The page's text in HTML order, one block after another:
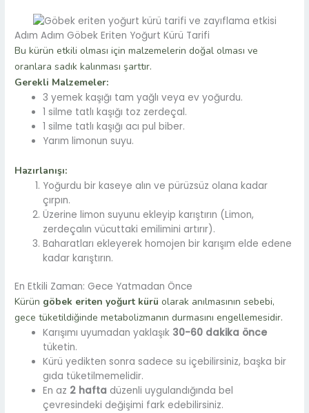
Adım Adım Göbek Eriten Yoğurt Kürü Tarifi
Bu kürün etkili olması için malzemelerin doğal olması ve
oranlara sadık kalınması şarttır.
Gerekli Malzemeler:
3 yemek kaşığı tam yağlı veya ev yoğurdu.
1 silme tatlı kaşığı toz zerdeçal.
1 silme tatlı kaşığı acı pul biber.
Yarım limonun suyu.
Hazırlanışı:
Yoğurdu bir kaseye alın ve pürüzsüz olana kadar
çırpın.
Üzerine limon suyunu ekleyip karıştırın (Limon,
zerdeçalın vücuttaki emilimini artırır).
Baharatları ekleyerek homojen bir karışım elde edene
kadar karıştırın.
En Etkili Zaman: Gece Yatmadan Önce
Kürün göbek eriten yoğurt kürü olarak anılmasının sebebi,
gece tüketildiğinde metabolizmanın durmasını engellemesidir.
Karışımı uyumadan yaklaşık 30-60 dakika önce
tüketin.
Kürü yedikten sonra sadece su içebilirsiniz, başka bir
gıda tüketilmemelidir.
En az 2 hafta düzenli uygulandığında bel
çevresindeki değişimi fark edebilirsiniz.